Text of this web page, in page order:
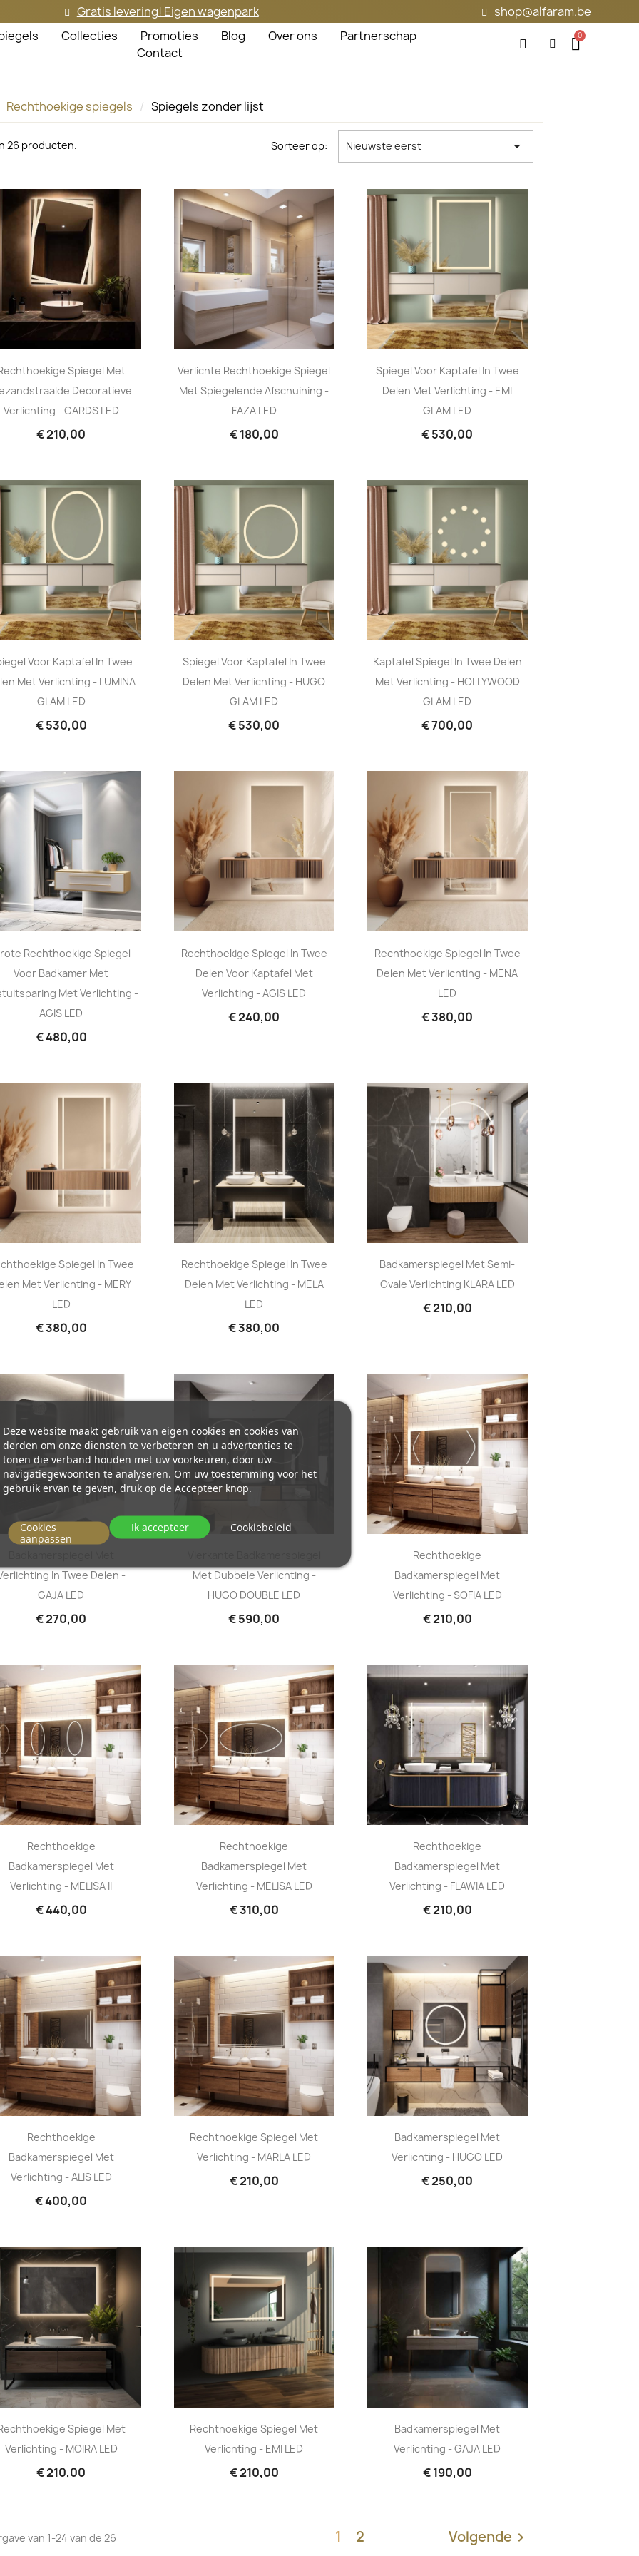
Gratis levering! Eigen wagenpark
shop@alfaram.be
Collecties Promoties Blog Over ons
Partnerschap
Contact
Rechthoekige spiegels Spiegels zonder lijst
26 producten. Sorteer op: Nieuwste eerst 
Spiegel Met
Decoratieve
Verlichting - CARDS LED
€ 210,00
Verlichte Rechthoekige Spiegel
Met Spiegelende Afschuining -
FAZA LED
€ 180,00
Spiegel Voor Kaptafel In Twee
Delen Met Verlichting - EMI
GLAM LED
€ 530,00
Voor Kaptafel In Twee
Met Verlichting - LUMINA
GLAM LED
€ 530,00
Spiegel Voor Kaptafel In Twee
Delen Met Verlichting - HUGO
GLAM LED
€ 530,00
Kaptafel Spiegel In Twee Delen
Met Verlichting - HOLLYWOOD
GLAM LED
€ 700,00
Rechthoekige Spiegel
Voor Badkamer Met
Met Verlichting -
AGIS LED
€ 480,00
Rechthoekige Spiegel In Twee
Delen Voor Kaptafel Met
Verlichting - AGIS LED
€ 240,00
Rechthoekige Spiegel In Twee
Delen Met Verlichting - MENA
LED
€ 380,00
Spiegel In Twee
Met Verlichting - MERY
LED
€ 380,00
Rechthoekige Spiegel In Twee
Delen Met Verlichting - MELA
LED
€ 380,00
Badkamerspiegel Met Semi-
Ovale Verlichting KLARA LED
€ 210,00
In Twee Delen -
GAJA LED
€ 270,00
Met Dubbele Verlichting -
HUGO DOUBLE LED
€ 590,00
Rechthoekige
Badkamerspiegel Met
Verlichting - SOFIA LED
€ 210,00
Rechthoekige
Badkamerspiegel Met
Verlichting - MELISA II
€ 440,00
Rechthoekige
Badkamerspiegel Met
Verlichting - MELISA LED
€ 310,00
Rechthoekige
Badkamerspiegel Met
Verlichting - FLAWIA LED
€ 210,00
Rechthoekige
Badkamerspiegel Met
Verlichting - ALIS LED
€ 400,00
Rechthoekige Spiegel Met
Verlichting - MARLA LED
€ 210,00
Badkamerspiegel Met
Verlichting - HUGO LED
€ 250,00
Spiegel Met
Verlichting - MOIRA LED
€ 210,00
Rechthoekige Spiegel Met
Verlichting - EMI LED
€ 210,00
Badkamerspiegel Met
Verlichting - GAJA LED
€ 190,00
van 1-24 van de 26 1 2 Volgende 
Deze website maakt gebruik van eigen cookies en cookies van
derden om onze diensten te verbeteren en u advertenties te
tonen die verband houden met uw voorkeuren, door uw
navigatiegewoonten te analyseren. Om uw toestemming voor het
gebruik ervan te geven, druk op de Accepteer knop.
Cookiebeleid
Cookies
aanpassen
Ik accepteer